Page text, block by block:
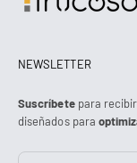
NEWSLETTER
Suscríbetepara
diseñados para